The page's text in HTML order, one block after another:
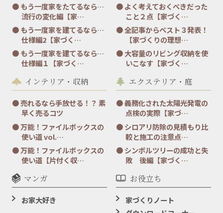
もう一度家をたてるなら…
流行の変化編【家…
もう一度家を建てるなら…
仕様編2【家づく…
もう一度家を建てるなら…
仕様編１【家づく…
よく考えておくべきだった
こと２点【家づく…
全記事からベスト３発表！
【家づくりの理想…
大容量のリビング収納を使
いこなす【家づく…
インテリア・収納
売れるなら手放せる！？ 素
早く売るコツ
万能！ファイルボックスの
使い道 vol.…
万能！ファイルボックスの
使い道【片付く収…
エクステリア・庭
義務化された太陽光発電の
点検の実際【家づ…
シロアリ防除の見積もり比
較と施工の注意点…
シンボルツリーの成功と失
敗 後編【家づく…
マンガ
お家大好き
お役立ち
家づくりノート